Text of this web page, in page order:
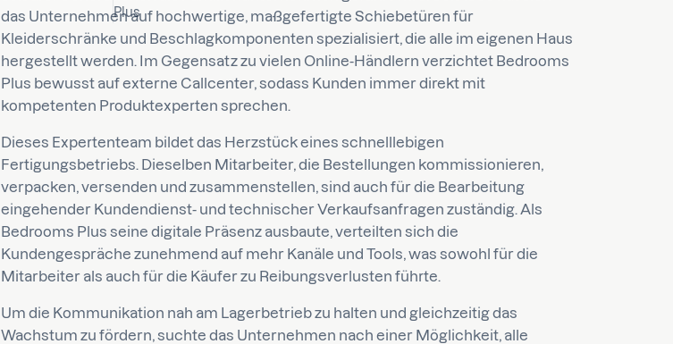
Plus
das Unternehmen auf hochwertige, maßgefertigte Schiebetüren für
Kleiderschränke und Beschlagkomponenten spezialisiert, die alle im eigenen Haus
hergestellt werden. Im Gegensatz zu vielen Online-Händlern verzichtet Bedrooms
Plus bewusst auf externe Callcenter, sodass Kunden immer direkt mit
kompetenten Produktexperten sprechen.
Dieses Expertenteam bildet das Herzstück eines schnelllebigen
Fertigungsbetriebs. Dieselben Mitarbeiter, die Bestellungen kommissionieren,
verpacken, versenden und zusammenstellen, sind auch für die Bearbeitung
eingehender Kundendienst- und technischer Verkaufsanfragen zuständig. Als
Bedrooms Plus seine digitale Präsenz ausbaute, verteilten sich die
Kundengespräche zunehmend auf mehr Kanäle und Tools, was sowohl für die
Mitarbeiter als auch für die Käufer zu Reibungsverlusten führte.
Um die Kommunikation nah am Lagerbetrieb zu halten und gleichzeitig das
Wachstum zu fördern, suchte das Unternehmen nach einer Möglichkeit, alle